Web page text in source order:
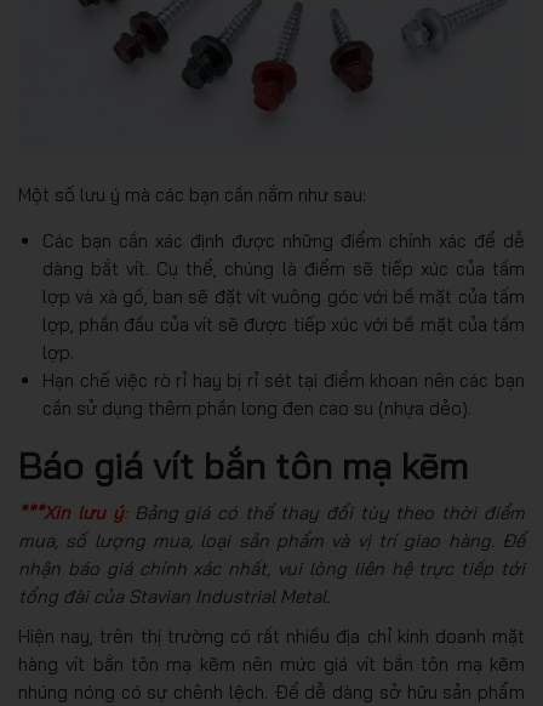
Một số lưu ý mà các bạn cần nắm như sau:
Các bạn cần xác định được những điểm chính xác để dễ
dàng bắt vít. Cụ thể, chúng là điểm sẽ tiếp xúc của tấm
lợp và xà gồ, ban sẽ đặt vít vuông góc với bề mặt của tấm
lợp, phần đầu của vít sẽ được tiếp xúc với bề mặt của tấm
lợp.
Hạn chế việc rò rỉ hay bị rỉ sét tại điểm khoan nên các bạn
cần sử dụng thêm phần long đen cao su (nhựa dẻo).
Báo giá vít bắn tôn mạ kẽm
***Xin lưu ý:Bảng giá có thể thay đổi tùy theo thời điểm
mua, số lượng mua, loại sản phẩm và vị trí giao hàng. Để
nhận báo giá chính xác nhất, vui lòng liên hệ trực tiếp tới
tổng đài của Stavian Industrial Metal.
Hiện nay, trên thị trường có rất nhiều địa chỉ kinh doanh mặt
hàng vít bắn tôn mạ kẽm nên mức giá vít bắn tôn mạ kẽm
nhúng nóng có sự chênh lệch. Để dễ dàng sở hữu sản phẩm